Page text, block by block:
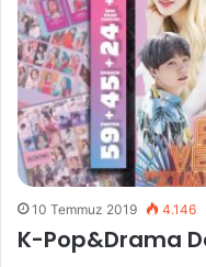
10 Temmuz 2019 4.146
K-Pop&Drama